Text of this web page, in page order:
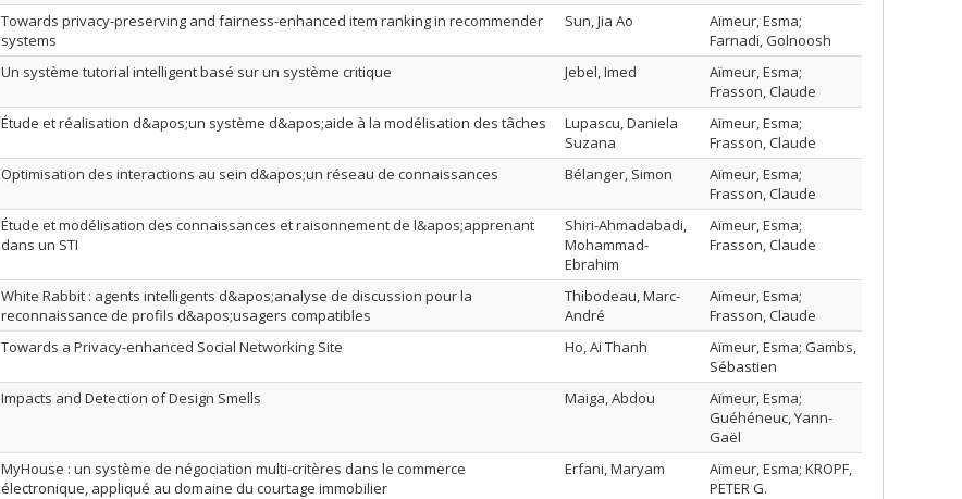
Towards privacy-preserving and fairness-enhanced item ranking in recommender
systems
Sun, Jia Ao
Aïmeur, Esma;
Farnadi, Golnoosh
Un système tutorial intelligent basé sur un système critique Jebel, Imed
Aïmeur, Esma;
Frasson, Claude
Étude et réalisation d&apos;un système d&apos;aide à la modélisation des tâches
Lupascu, Daniela
Suzana
Aïmeur, Esma;
Frasson, Claude
Optimisation des interactions au sein d&apos;un réseau de connaissances Bélanger, Simon
Aïmeur, Esma;
Frasson, Claude
Étude et modélisation des connaissances et raisonnement de l&apos;apprenant
dans un STI
Shiri-Ahmadabadi,
Mohammad-
Ebrahim
Aïmeur, Esma;
Frasson, Claude
White Rabbit : agents intelligents d&apos;analyse de discussion pour la
reconnaissance de profils d&apos;usagers compatibles
Thibodeau, Marc-
André
Aïmeur, Esma;
Frasson, Claude
Towards a Privacy-enhanced Social Networking Site Ho, Ai Thanh
Aïmeur, Esma; Gambs,
Sébastien
Impacts and Detection of Design Smells Maiga, Abdou
Aïmeur, Esma;
Guéhéneuc, Yann-
Gaël
MyHouse : un système de négociation multi-critères dans le commerce
électronique, appliqué au domaine du courtage immobilier
Erfani, Maryam
Aïmeur, Esma; KROPF,
PETER G.